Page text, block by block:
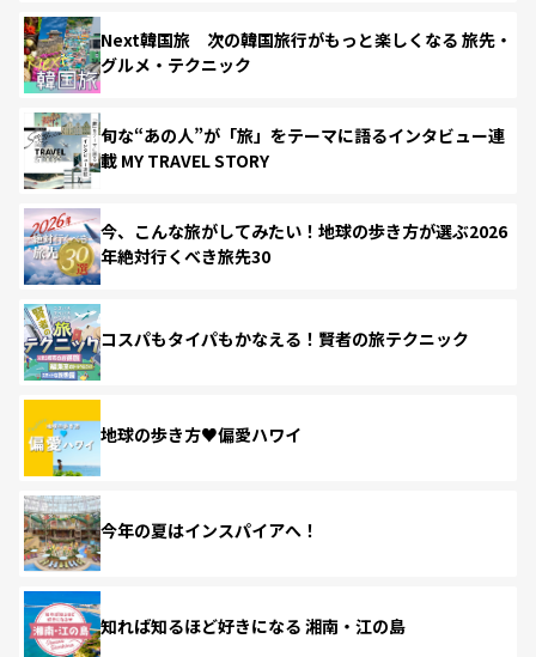
Next韓国旅 次の韓国旅行がもっと楽しくなる 旅先・
グルメ・テクニック
旬な“あの人”が「旅」をテーマに語るインタビュー連
載 MY TRAVEL STORY
今、こんな旅がしてみたい！地球の歩き方が選ぶ2026
年絶対行くべき旅先30
コスパもタイパもかなえる！賢者の旅テクニック
地球の歩き方♥偏愛ハワイ
今年の夏はインスパイアへ！
知れば知るほど好きになる 湘南・江の島